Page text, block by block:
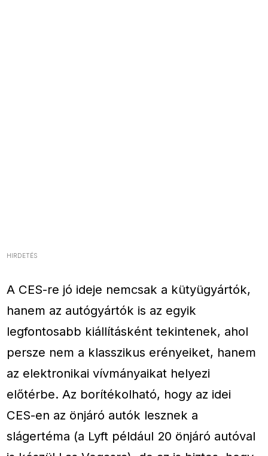
HIRDETÉS
A CES-re jó ideje nemcsak a kütyügyártók,
hanem az autógyártók is az egyik
legfontosabb kiállításként tekintenek, ahol
persze nem a klasszikus erényeiket, hanem
az elektronikai vívmányaikat helyezi
előtérbe. Az borítékolható, hogy az idei
CES-en az önjáró autók lesznek a
slágertéma (a Lyft például 20 önjáró autóval